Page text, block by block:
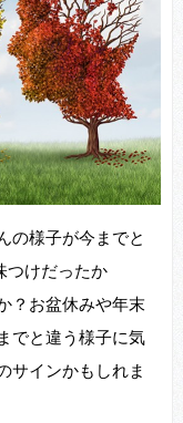
の様子が今までと
つけだったか
？お盆休みや年末
でと違う様子に気
サインかもしれま